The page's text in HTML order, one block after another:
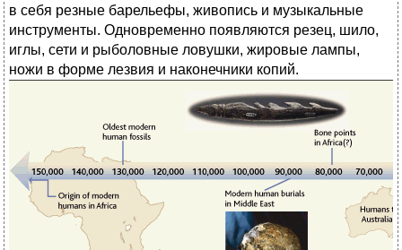
в себя резные барельефы, живопись и музыкальные
инструменты. Одновременно появляются резец, шило,
иглы, сети и рыболовные ловушки, жировые лампы,
ножи в форме лезвия и наконечники копий.